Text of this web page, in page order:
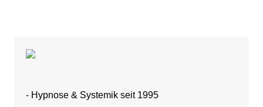
- Hypnose & Systemikseit 1995